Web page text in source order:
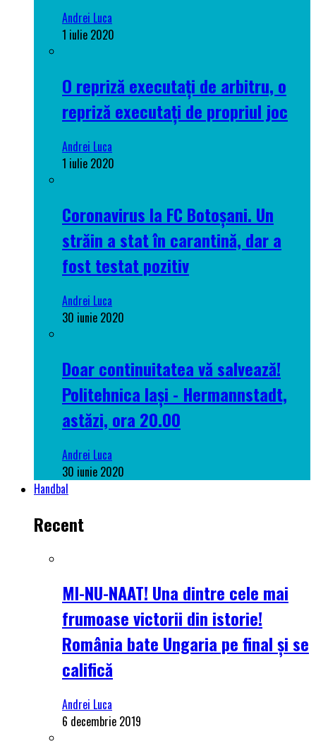
Andrei Luca
1 iulie 2020
O repriză executați de arbitru, o
repriză executați de propriul joc
Andrei Luca
1 iulie 2020
Coronavirus la FC Botoșani. Un
străin a stat în carantină, dar a
fost testat pozitiv
Andrei Luca
30 iunie 2020
Doar continuitatea vă salvează!
Politehnica Iași - Hermannstadt,
astăzi, ora 20.00
Andrei Luca
30 iunie 2020
Handbal
Recent
MI-NU-NAAT! Una dintre cele mai
frumoase victorii din istorie!
România bate Ungaria pe final și se
califică
Andrei Luca
6 decembrie 2019